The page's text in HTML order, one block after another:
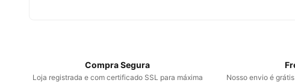
Compra Segura
Loja registrada e com certificado SSL para máxima
Nosso envio é